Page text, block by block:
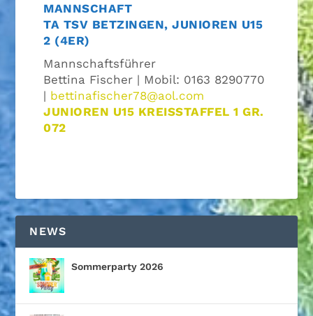
MANNSCHAFT
TA TSV BETZINGEN, JUNIOREN U15
2 (4ER)
Mannschaftsführer
Bettina Fischer | Mobil: 0163 8290770
| bettinafischer78@aol.com
JUNIOREN U15 KREISSTAFFEL 1 GR.
072
NEWS
Sommerparty 2026